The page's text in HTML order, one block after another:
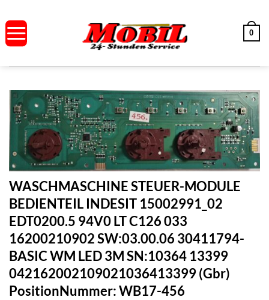
Inhalt
springen
0
WASCHMASCHINE STEUER-MODULE
BEDIENTEIL INDESIT 15002991_02
EDT0200.5 94V0 LT C126 033
16200210902 SW:03.00.06 30411794-
BASIC WM LED 3M SN:10364 13399
042162002109021036413399 (Gbr)
PositionNummer: WB17-456